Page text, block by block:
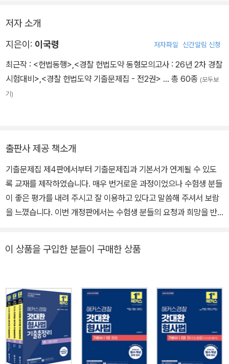
저자 소개
지은이: 이국령 저자파일 신간알림 신청
최근작 : <헌법동행>,<경찰 헌법도약 동형모의고사 : 26년 2차 경찰
시험대비>,<경찰 헌법도약 기출문제집 - 전2권> … 총 60종 (모두보
기)
출판사 제공 책소개
기출문제집 제4판에서부터 기출문제집과 기본서가 연계될 수 있도
록 교재를 제작하였습니다. 매우 번거로운 과정이었으나 수험생 분들
이 좋은 평가를 내려 주시고 잘 이용하고 있다고 말씀해 주셔서 보람
을 느꼈습니다. 이번 개정판에서는 수험생 분들의 요청과 희망을 반
한 지문들을 선별하기 위해 더 많은 노력을 하였습니다. 가끔은 어떤
절히 바랍니다. 최근에는 기존 기출지문들이 그대로 출제되기 보다는
변형되어 출제되는 경향이 두드러지고 있습니다. 그러니 단순히 문제
를 외우는 공부 보다는 그 내용이 어떤 것인지 제대로 이해하고, 다른
형태로 출제되어도 정답을 골라낼 수 있도록 준비해야 합니다. 이를
위해 해설을 최대한 꼼꼼히 달아두고, 다양한 변형지문들을 연습할
이 상품을 구입한 분들이 구매한 상품